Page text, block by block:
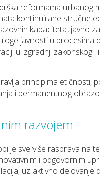
reformama
kontinuirane stručne
kapaciteta, javno
javnosti u procesima
u izgradnji zakonskog
principima etičnosti,
i permanentnog
razvojem
je sve više rasprava na
i odgovornim
uz aktivno delovanje